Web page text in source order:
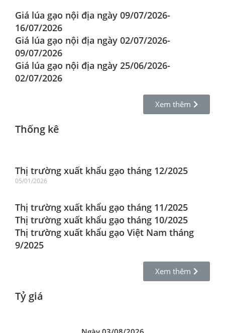
Giá lúa gạo nội địa ngày 09/07/2026-
16/07/2026
Giá lúa gạo nội địa ngày 02/07/2026-
09/07/2026
Giá lúa gạo nội địa ngày 25/06/2026-
02/07/2026
Xem thêm
Thống kê
Thị trường xuất khẩu gạo tháng 12/2025
05/01/2026
Thị trường xuất khẩu gạo tháng 11/2025
Thị trường xuất khẩu gạo tháng 10/2025
Thị trường xuất khẩu gạo Việt Nam tháng
9/2025
Xem thêm
Tỷ giá